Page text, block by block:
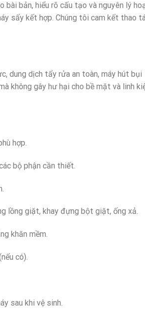
bản, hiểu rõ cấu tạo và nguyên lý
sấy kết hợp. Chúng tôi cam kết thao
dung dịch tẩy rửa an toàn, máy hút bụi
không gây hư hại cho bề mặt và linh
hợp.
bộ phận cần thiết.
lồng giặt, khay đựng bột giặt, ống xả.
khăn mềm.
có).
sau khi vệ sinh.